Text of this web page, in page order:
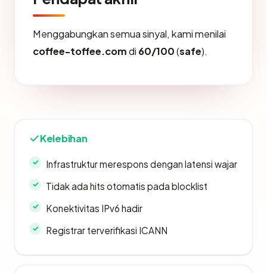
Menggabungkan semua sinyal, kami menilai
coffee-toffee.comdi 60/100(safe).
Kelebihan
Infrastruktur merespons dengan latensi wajar
Tidak ada hits otomatis pada blocklist
Konektivitas IPv6 hadir
Registrar terverifikasi ICANN